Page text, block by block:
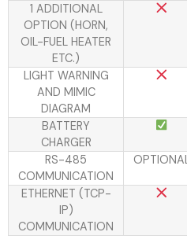
1 ADDITIONAL
OPTION (HORN,
OIL-FUEL HEATER
ETC.)
LIGHT WARNING
AND MIMIC
DIAGRAM
BATTERY
CHARGER
RS-485
COMMUNICATION
OPTIONAL
ETHERNET (TCP-
IP)
COMMUNICATION